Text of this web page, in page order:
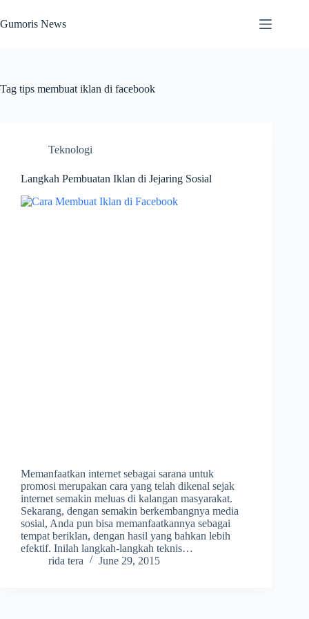
to
content
Gumoris News
Tag tips membuat iklan di facebook
Teknologi
Langkah Pembuatan Iklan di Jejaring Sosial
Memanfaatkan internet sebagai sarana untuk
promosi merupakan cara yang telah dikenal sejak
internet semakin meluas di kalangan masyarakat.
Sekarang, dengan semakin berkembangnya media
sosial, Anda pun bisa memanfaatkannya sebagai
tempat beriklan, dengan hasil yang bahkan lebih
efektif. Inilah langkah-langkah teknis…
rida tera
June 29, 2015